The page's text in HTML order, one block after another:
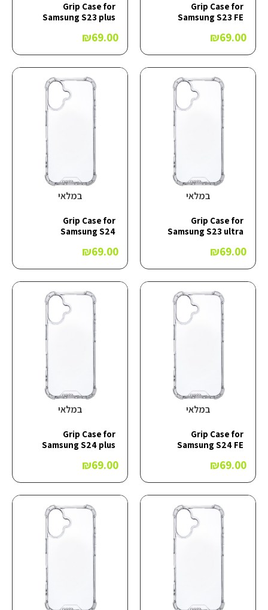
Grip Case for
Samsung S23 FE
₪69.00
Grip Case for
Samsung S23 plus
₪69.00
במלאי
Grip Case for
Samsung S23 ultra
₪69.00
במלאי
Grip Case for
Samsung S24
₪69.00
במלאי
Grip Case for
Samsung S24 FE
₪69.00
במלאי
Grip Case for
Samsung S24 plus
₪69.00